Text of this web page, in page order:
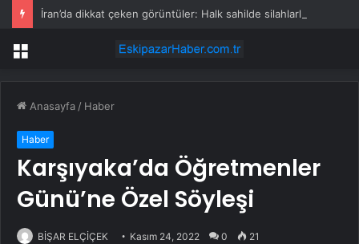
Menü
Anasayfa / Haber
Haber
Karşıyaka’da Öğretmenler
Günü’ne Özel Söyleşi
BİŞAR ELÇİÇEK Kasım 24, 2022 0 21